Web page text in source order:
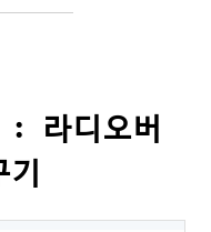
: 라디오버